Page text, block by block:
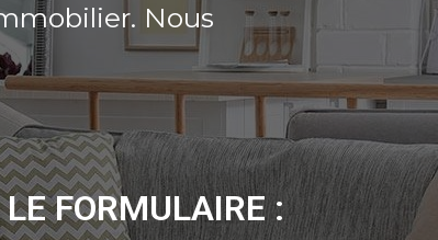
Nous
FORMULAIRE :